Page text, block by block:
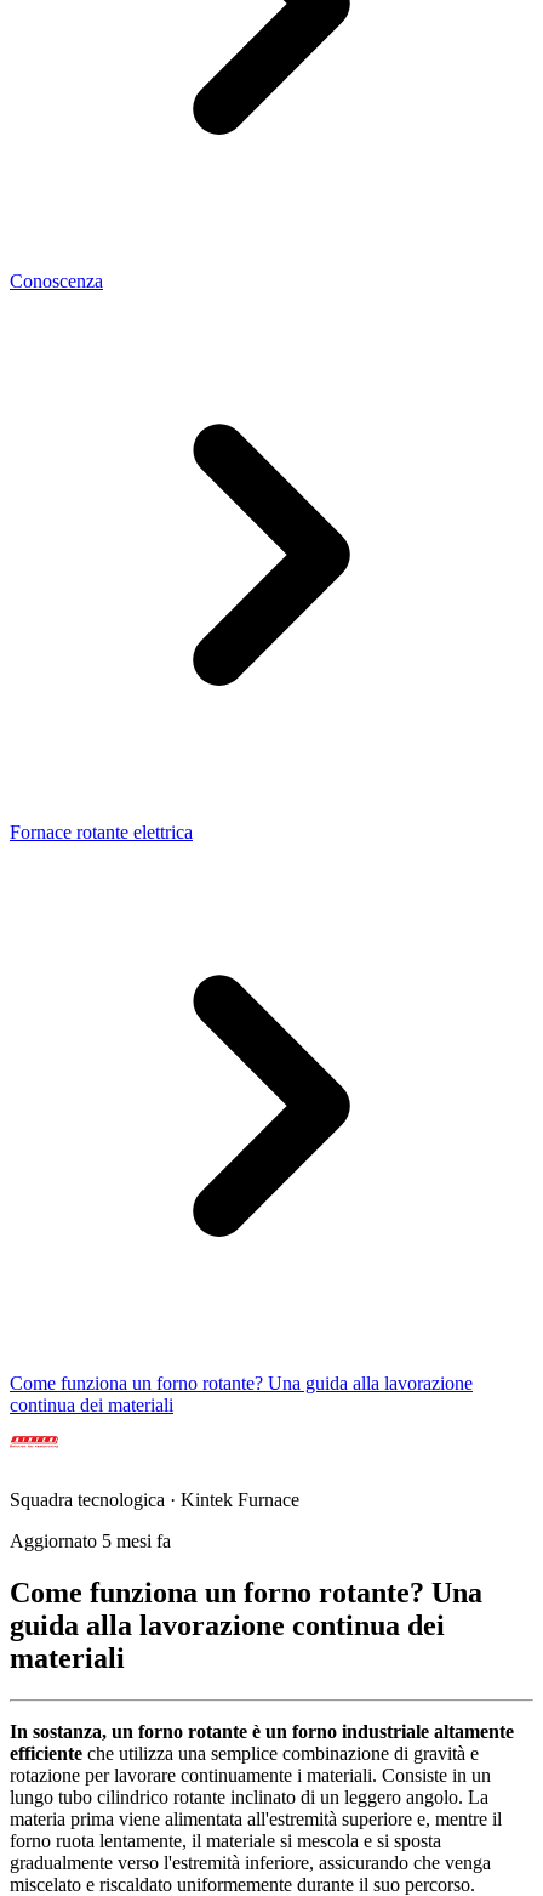
Conoscenza
Fornace rotante elettrica
Come funziona un forno rotante? Una guida alla lavorazione
continua dei materiali
Squadra tecnologica · Kintek Furnace
Aggiornato 5 mesi fa
Come funziona un forno rotante? Una
guida alla lavorazione continua dei
materiali
In sostanza, un forno rotante è un forno industriale altamente
efficiente che utilizza una semplice combinazione di gravità e
rotazione per lavorare continuamente i materiali. Consiste in un
lungo tubo cilindrico rotante inclinato di un leggero angolo. La
materia prima viene alimentata all'estremità superiore e, mentre il
forno ruota lentamente, il materiale si mescola e si sposta
gradualmente verso l'estremità inferiore, assicurando che venga
miscelato e riscaldato uniformemente durante il suo percorso.